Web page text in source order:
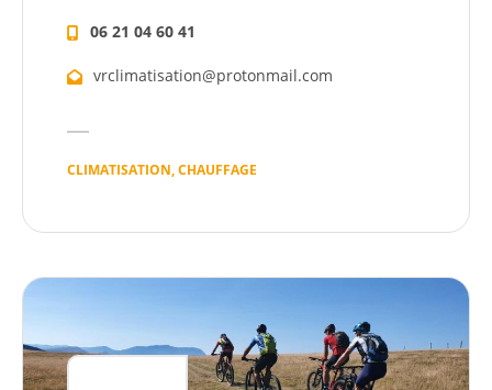
06 21 04 60 41
vrclimatisation@protonmail.com
CLIMATISATION, CHAUFFAGE